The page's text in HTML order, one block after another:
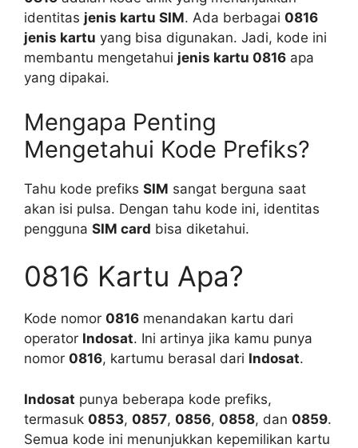
identitas jenis kartu SIM. Ada berbagai 0816
jenis kartu yang bisa digunakan. Jadi, kode ini
membantu mengetahui jenis kartu 0816 apa
yang dipakai.
Mengapa Penting
Mengetahui Kode Prefiks?
Tahu kode prefiks SIM sangat berguna saat
akan isi pulsa. Dengan tahu kode ini, identitas
pengguna SIM card bisa diketahui.
0816 Kartu Apa?
Kode nomor 0816 menandakan kartu dari
operator Indosat. Ini artinya jika kamu punya
nomor 0816, kartumu berasal dari Indosat.
Indosat punya beberapa kode prefiks,
termasuk 0853, 0857, 0856, 0858, dan 0859.
Semua kode ini menunjukkan kepemilikan kartu